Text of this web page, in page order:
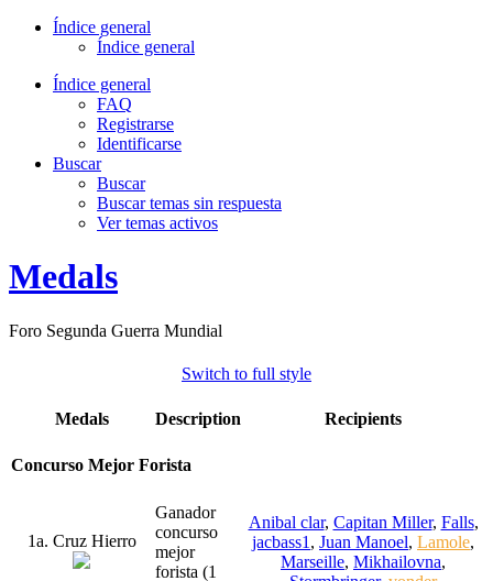
Índice general
Índice general
Índice general
FAQ
Registrarse
Identificarse
Buscar
Buscar
Buscar temas sin respuesta
Ver temas activos
Medals
Foro Segunda Guerra Mundial
Switch to full style
Medals Description Recipients
Concurso Mejor Forista
1a. Cruz Hierro
Ganador
concurso
mejor
forista (1
Anibal clar, Capitan Miller, Falls,
jacbass1 , Juan Manoel, Lamole,
Marseille, Mikhailovna,